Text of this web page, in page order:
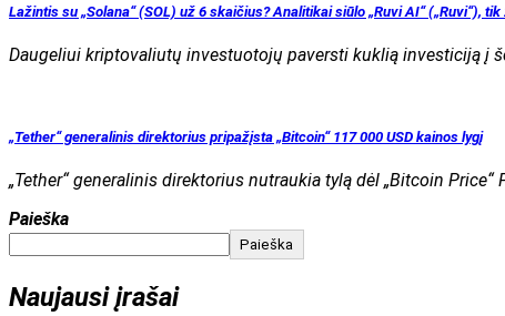
Lažintis su „Solana“ (SOL) už 6 skaičius? Analitikai siūlo „Ruvi AI“ („Ruvi“),
Daugeliui kriptovaliutų investuotojų paversti kuklią investiciją į
„Tether“ generalinis direktorius pripažįsta „Bitcoin“ 117 000 USD kainos lygį
„Tether“ generalinis direktorius nutraukia tylą dėl „Bitcoin
Paieška
Paieška
Naujausi įrašai